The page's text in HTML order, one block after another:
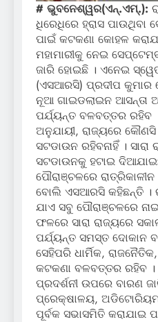
# ଭୁବନେଶ୍ୱର(ଏନ୍‌.ଏମ୍‌.):
ଧିରେଧିରେ ହ୍ରାସ ପାଉଥିବା
ପାଇଁ କଟକଣା କୋହଳ
ମହାମାରୀକୁ ନେଇ
ଜାରି ହୋଇଛି । ଏନେଇ
(ଏସଆରସି) ପ୍ରଦୀପ କୁମାର
ନୂଆ ଗାଇଡଲାଇନ ଆସନ୍ତା
ପର୍ଯ୍ୟନ୍ତ ବଳବତ୍ତର ରହିବ
ଅନୁଯାୟୀ, ରାଜ୍ୟରେ କୌଣସି
ସଟଡାଉନ ରହିବନାହିଁ । ସାରା
ସଟଡାଉନକୁ ହଟାଇ
ପୌରାଞ୍ଚଳରେ
ବୋଲି ଏସଆରସି କହିଛନ୍ତି ।
ଯାଏ ସବୁ ପୌରାଞ୍ଚଳରେ
ଫଳରେ ସାରା ରାଜ୍ୟରେ
ପର୍ଯ୍ୟନ୍ତ ସମସ୍ତ ଦୋକାନ
ସେହିପରି ଧାର୍ମିକ,
କଟକଣା ବଳବତ୍ତର ରହିବ ।
ପ୍ରଦର୍ଶନୀ ଉପରେ ବାରଣ
ପ୍ରେକ୍ଷାଳୟ,
ପୂର୍ବକ ସଭାସମିତି କରାଯାଇ